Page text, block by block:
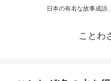
日本の有名な故事成語
ことわ